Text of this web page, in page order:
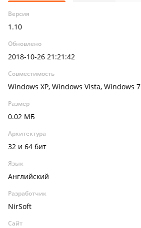
Версия
1.10
Обновлено
2018-10-26 21:21:42
Совместимость
Windows XP, Windows Vista, Windows 7
Размер
0.02 МБ
Архитектура
32 и 64 бит
Язык
Английский
Разработчик
NirSoft
Сайт